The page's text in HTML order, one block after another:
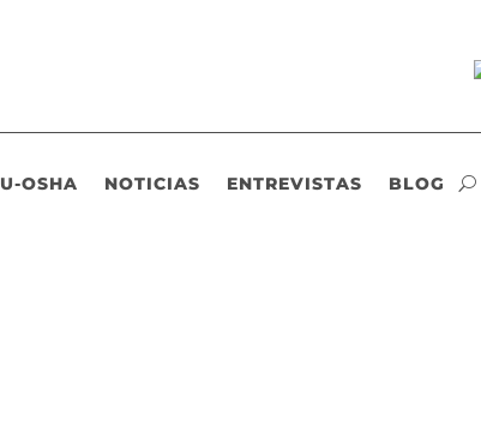
OSHA NOTICIAS ENTREVISTAS BLOG